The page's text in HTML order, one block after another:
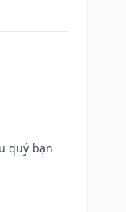
quý bạn